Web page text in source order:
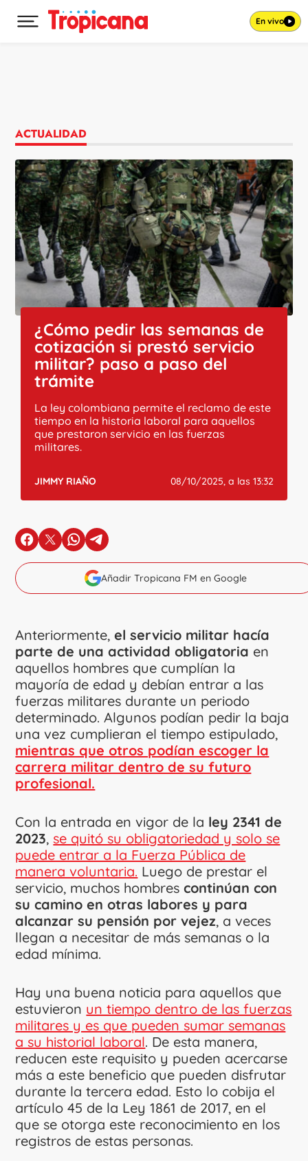
Desplegar menú principal En vivo
ACTUALIDAD
¿Cómo pedir las semanas de
cotización si prestó servicio
militar? paso a paso del
trámite
La ley colombiana permite el reclamo de este
tiempo en la historia laboral para aquellos
que prestaron servicio en las fuerzas
militares.
JIMMY RIAÑO 08/10/2025, a las 13:32
en Facebook
en Xen Whatsapp
en Telegram
Añadir Tropicana FM en Google
Anteriormente,el servicio militar hacía
parte de una actividad obligatoria en
aquellos hombres que cumplían la
mayoría de edad y debían entrar a las
fuerzas militares durante un periodo
determinado. Algunos podían pedir la baja
una vez cumplieran el tiempo estipulado,
mientras que otros podían escoger la
carrera militar dentro de su futuro
profesional.
Con la entrada en vigor de la ley 2341 de
2023,se quitó su obligatoriedad y solo se
puede entrar a la Fuerza Pública de
manera voluntaria. Luego de prestar el
servicio, muchos hombres continúan con
su camino en otras labores y para
alcanzar su pensión por vejez, a veces
llegan a necesitar de más semanas o la
edad mínima.
Hay una buena noticia para aquellos que
estuvieron un tiempo dentro de las fuerzas
militares y es que pueden sumar semanas
a su historial laboral. De esta manera,
reducen este requisito y pueden acercarse
más a este beneficio que pueden disfrutar
durante la tercera edad. Esto lo cobija el
artículo 45 de la Ley 1861 de 2017, en el
que se otorga este reconocimiento en los
registros de estas personas.